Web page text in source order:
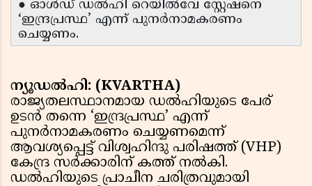
● ഓൾഡ് ഡൽഹി റെയിൽവേ സ്റ്റേഷനെ
‘ഇന്ദ്രപ്രസ്ഥ’ എന്ന് പുനർനാമകരണം
ചെയ്യണം.
ന്യൂഡൽഹി: (KVARTHA)
രാജ്യതലസ്ഥാനമായ ഡൽഹിയുടെ പേര്
ഉടൻ തന്നെ ‘ഇന്ദ്രപ്രസ്ഥ’ എന്ന്
പുനർനാമകരണം ചെയ്യണമെന്ന്
ആവശ്യപ്പെട്ട് വിശ്വഹിന്ദു പരിഷത്ത് (VHP)
കേന്ദ്ര സർക്കാരിന് കത്ത് നൽകി.
ഡൽഹിയുടെ പ്രാചീന ചരിത്രവുമായി